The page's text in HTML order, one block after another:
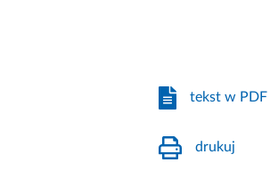
tekst w PDF
drukuj